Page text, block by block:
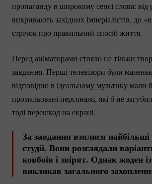
пропаганду в широкому сенсі слова: від
викривають західних імперіалістів, до
стрічок про правильний спосіб життя.
Перед аніматорами стояло не тільки
завдання. Перші телевізори були
відповідно в ідеальному мультику мали
промальовані персонажі, які б не
тоді перешкод на екрані.
За завдання взялися найбільші
студії. Вони розглядали
ковбоїв і звірят. Однак жоден
викликав загального